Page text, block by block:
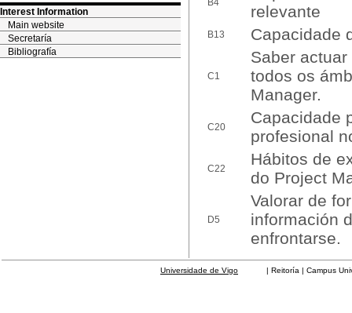
Interest Information
Main website
Secretaría
Bibliografía
B4
relevante
B13 Capacidade
C1
Saber
todos os
Manager.
C20
Capacidade
profesional
C22
Hábitos de
do Project
D5
Valorar de
información
enfrontarse.
Universidade de Vigo | Reitoría | Campus